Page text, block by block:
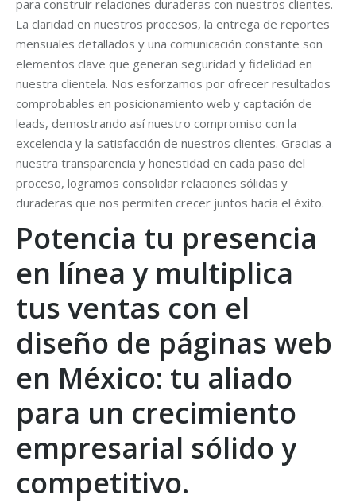
para construir relaciones duraderas con nuestros clientes.
La claridad en nuestros procesos, la entrega de reportes
mensuales detallados y una comunicación constante son
elementos clave que generan seguridad y fidelidad en
nuestra clientela. Nos esforzamos por ofrecer resultados
comprobables en posicionamiento web y captación de
leads, demostrando así nuestro compromiso con la
excelencia y la satisfacción de nuestros clientes. Gracias a
nuestra transparencia y honestidad en cada paso del
proceso, logramos consolidar relaciones sólidas y
duraderas que nos permiten crecer juntos hacia el éxito.
Potencia tu presencia
en línea y multiplica
tus ventas con el
diseño de páginas web
en México: tu aliado
para un crecimiento
empresarial sólido y
competitivo.